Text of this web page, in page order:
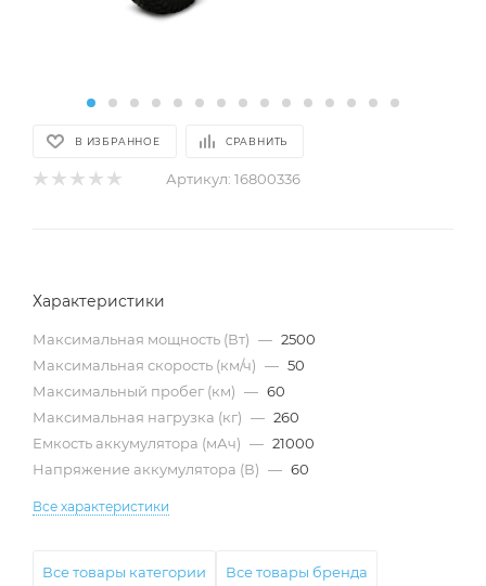
В ИЗБРАННОЕ СРАВНИТЬ
Артикул: 16800336
Характеристики
Максимальная мощность (Вт) — 2500
Максимальная скорость (км/ч) — 50
Максимальный пробег (км) — 60
Максимальная нагрузка (кг) — 260
Емкость аккумулятора (мАч) — 21000
Напряжение аккумулятора (В) — 60
Все характеристики
Все товары категории Все товары бренда